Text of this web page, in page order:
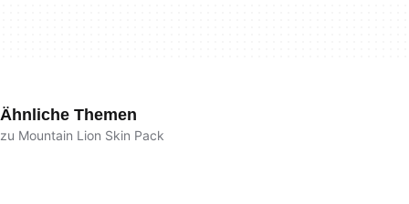
Ähnliche Themen
zu Mountain Lion Skin Pack